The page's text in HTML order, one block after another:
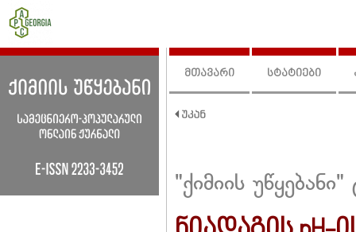
მთავარი სტატიები
"ქიმიის